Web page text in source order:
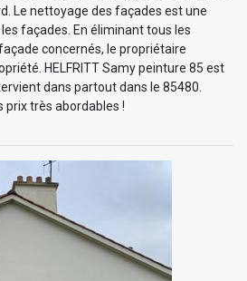
Le nettoyage des façades est une
façades. En éliminant tous les
concernés, le propriétaire
HELFRITT Samy peinture 85 est
dans partout dans le 85480.
prix très abordables !